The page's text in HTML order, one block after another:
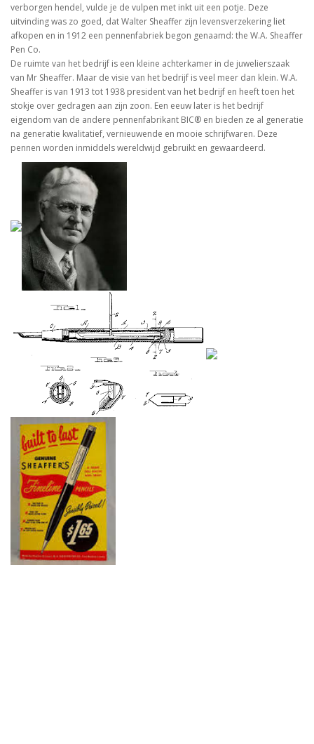
verborgen hendel, vulde je de vulpen met inkt uit een potje. Deze
uitvinding was zo goed, dat Walter Sheaffer zijn levensverzekering liet
afkopen en in 1912 een pennenfabriek begon genaamd: the W.A. Sheaffer
Pen Co.
De ruimte van het bedrijf is een kleine achterkamer in de juwelierszaak
van Mr Sheaffer. Maar de visie van het bedrijf is veel meer dan klein. W.A.
Sheaffer is van 1913 tot 1938 president van het bedrijf en heeft toen het
stokje over gedragen aan zijn zoon. Een eeuw later is het bedrijf
eigendom van de andere pennenfabrikant BIC® en bieden ze al generatie
na generatie kwalitatief, vernieuwende en mooie schrijfwaren. Deze
pennen worden inmiddels wereldwijd gebruikt en gewaardeerd.